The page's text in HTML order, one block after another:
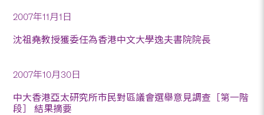
2007年11月1日
沈祖堯教授獲委任為香港中文大學逸夫書院院長
2007年10月30日
中大香港亞太研究所市民對區議會選舉意見調查［第一階
段］ 結果摘要